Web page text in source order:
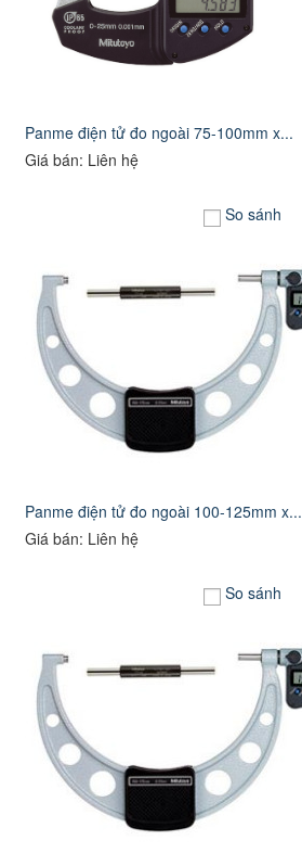
Panme điện tử đo ngoài 75-100mm x...
Giá bán: Liên hệ
So sánh
Panme điện tử đo ngoài 100-125mm x...
Giá bán: Liên hệ
So sánh